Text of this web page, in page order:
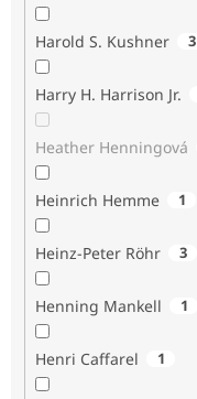
Harold S. Kushner 3
Harry H. Harrison Jr.
Heather Henningová
Heinrich Hemme 1
Heinz-Peter Röhr 3
Henning Mankell 1
Henri Caffarel 1